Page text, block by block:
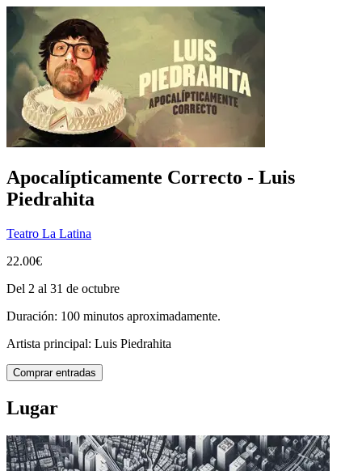
Apocalípticamente Correcto - Luis
Piedrahita
Teatro La Latina
22.00€
Del 2 al 31 de octubre
Duración: 100 minutos aproximadamente.
Artista principal: Luis Piedrahita
Comprar entradas
Lugar